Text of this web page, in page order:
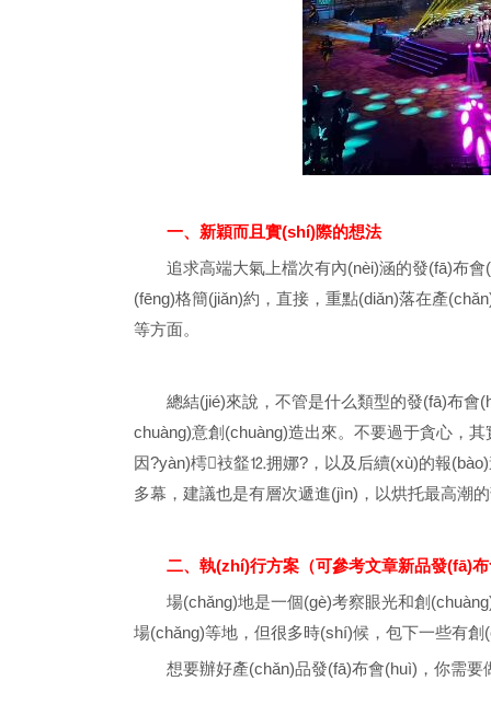
一、新穎而且實(shí)際的想法
追求高端大氣上檔次有內(nèi)涵的發(fā)布會
(fēng)格簡(jiǎn)約，直接，重點(diǎn)落
等方面。
總結(jié)來說，不管是什么類型的發(fā)布
chuàng)意創(chuàng)造出來。不要過于貪心，
因?yàn)樗衼韰⒓拥娜?，以及后續(xù)的報(bào)
多幕，建議也是有層次遞進(jìn)，以烘托最高潮的部
二、執(zhí)行方案（可參考文章新品發(fā)布
場(chǎng)地是一個(gè)考察眼光和創
場(chǎng)等地，但很多時(shí)候，包下一些有
想要辦好產(chǎn)品發(fā)布會(huì)，你需